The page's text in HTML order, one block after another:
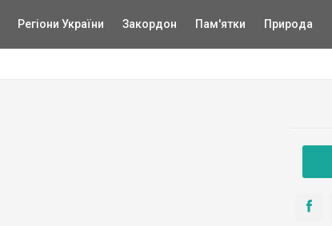
Регіони України Закордон Пам'ятки Природа